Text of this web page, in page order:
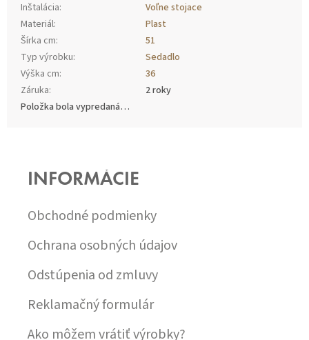
Inštalácia:
Voľne stojace
Materiál:
Plast
Šírka cm:
51
Typ výrobku:
Sedadlo
Výška cm:
36
Záruka:
2 roky
Položka bola vypredaná…
INFORMÁCIE
Obchodné podmienky
Ochrana osobných údajov
Odstúpenia od zmluvy
Reklamačný formulár
Ako môžem vrátiť výrobky?